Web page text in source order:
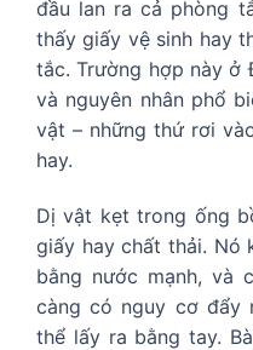
đầu lan ra cả phòng
thấy giấy vệ sinh hay
tắc. Trường hợp này ở
và nguyên nhân phổ
vật – những thứ rơi
hay.
Dị vật kẹt trong ống
giấy hay chất thải. Nó
bằng nước mạnh, và
càng có nguy cơ đẩy
thể lấy ra bằng tay.